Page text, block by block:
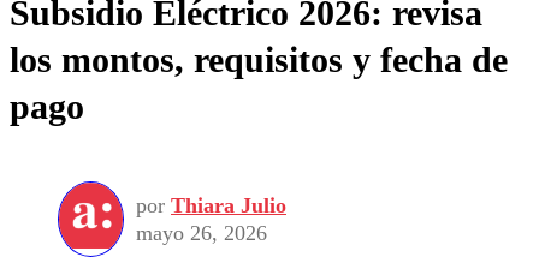
Frecuencias
Agricultura TV
Deportes
Seleccion Chilena
Torneo Internacional
Economía
Internacional
Publicaciones en medios
Opinión
Subsidio Eléctrico 2026: revisa
los montos, requisitos y fecha de
pago
por Thiara Julio
mayo 26, 2026